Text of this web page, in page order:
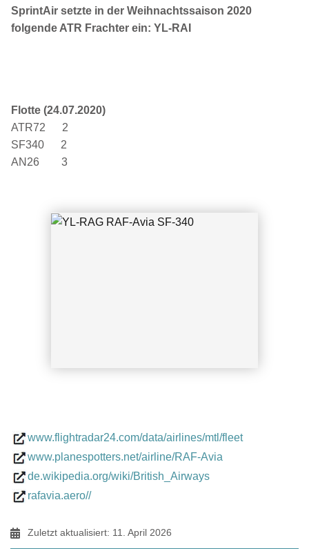
SprintAir setzte in der Weihnachtssaison 2020
folgende ATR Frachter ein: YL-RAI
Flotte (24.07.2020)
ATR72 2
SF340 2
AN26 3
YL-RAG RAF-Avia SF-340
CGN 04.01.2021 Thorsten
www.flightradar24.com/data/airlines/mtl/fleet
www.planespotters.net/airline/RAF-Avia
de.wikipedia.org/wiki/British_Airways
rafavia.aero//
Zuletzt aktualisiert: 11. April 2026